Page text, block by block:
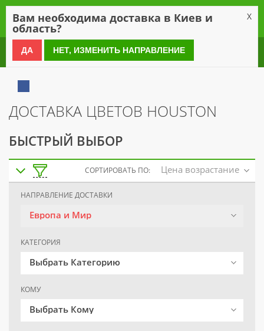
0 800 21 54 55
ДОСТАВКА ЦВЕТОВ HOUSTON
БЫСТРЫЙ ВЫБОР
СОРТИРОВАТЬ ПО: Цена возрастание
НАПРАВЛЕНИЕ ДОСТАВКИ
Европа и Мир
КАТЕГОРИЯ
Выбрать Категорию
КОМУ
Выбрать Кому
Вам необходима доставка в Киев и
область?
X
ДА НЕТ, ИЗМЕНИТЬ НАПРАВЛЕНИЕ